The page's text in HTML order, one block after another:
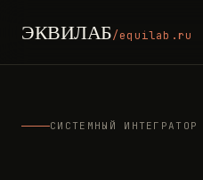
ЭКВИЛАБ/equilab.ru
СИСТЕМНЫЙ